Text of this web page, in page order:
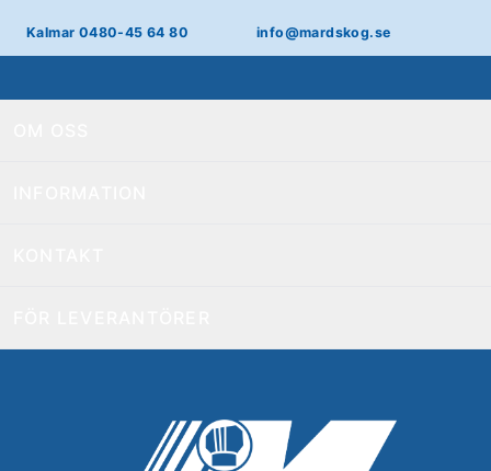
Kalmar 0480-45 64 80 info@mardskog.se